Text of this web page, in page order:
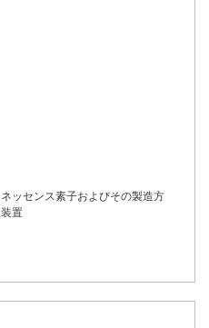
ッセンス素子およびその製造方
置